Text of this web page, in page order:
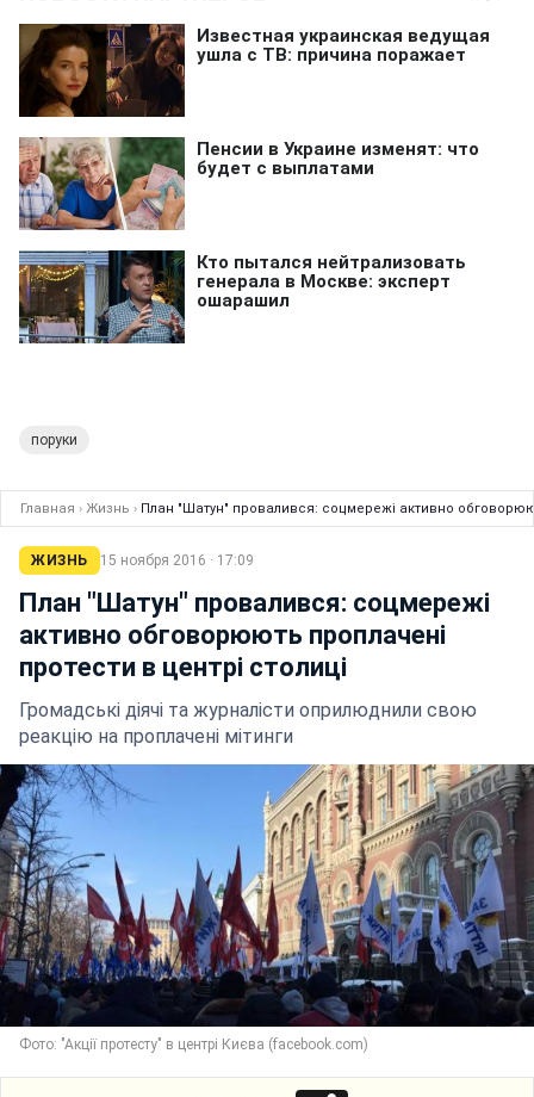
поруки
Главная › Жизнь › План "Шатун" провалився: соцмережі активно
ЖИЗНЬ 15 ноября 2016 · 17:09
План "Шатун" провалився: соцмережі
активно обговорюють проплачені
протести в центрі столиці
Громадські діячі та журналісти оприлюднили свою
реакцію на проплачені мітинги
Фото: "Акції протесту" в центрі Києва (facebook.com)